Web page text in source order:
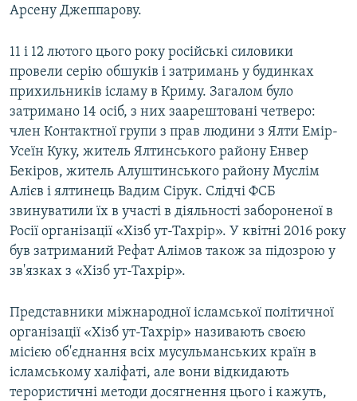
Арсену Джеппарову.
11 і 12 лютого цього року російські силовики
провели серію обшуків і затримань у будинках
прихильників ісламу в Криму. Загалом було
затримано 14 осіб, з них заарештовані четверо:
член Контактної групи з прав людини з Ялти Емір-
Усеїн Куку, житель Ялтинського району Енвер
Бекіров, житель Алуштинського району Муслім
Алієв і ялтинець Вадим Сірук. Слідчі ФСБ
звинуватили їх в участі в діяльності забороненої в
Росії організації «Хізб ут-Тахрір». У квітні 2016 року
був затриманий Рефат Алімов також за підозрою у
зв'язках з «Хізб ут-Тахрір».
Представники міжнародної ісламської політичної
організації «Хізб ут-Тахрір» називають своєю
місією об'єднання всіх мусульманських країн в
ісламському халіфаті, але вони відкидають
терористичні методи досягнення цього і кажуть,